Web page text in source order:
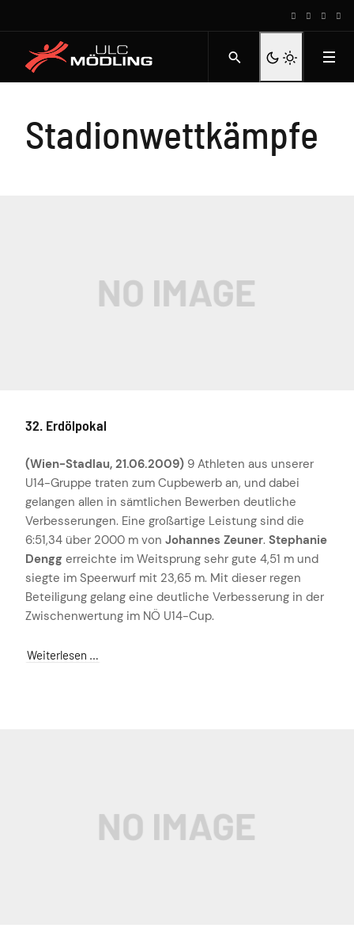
Stadionwettkämpfe
32. Erdölpokal
(Wien-Stadlau, 21.06.2009) 9 Athleten aus unserer
U14-Gruppe traten zum Cupbewerb an, und dabei
gelangen allen in sämtlichen Bewerben deutliche
Verbesserungen. Eine großartige Leistung sind die
6:51,34 über 2000 m von Johannes Zeuner. Stephanie
Dengg erreichte im Weitsprung sehr gute 4,51 m und
siegte im Speerwurf mit 23,65 m. Mit dieser regen
Beteiligung gelang eine deutliche Verbesserung in der
Zwischenwertung im NÖ U14-Cup.
Weiterlesen …